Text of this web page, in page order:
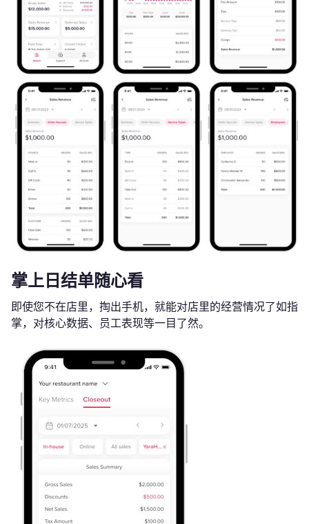
掌上日结单随心看
即使您不在店里，掏出手机，就能对店里的经营情况了如指
掌，对核心数据、员工表现等一目了然。